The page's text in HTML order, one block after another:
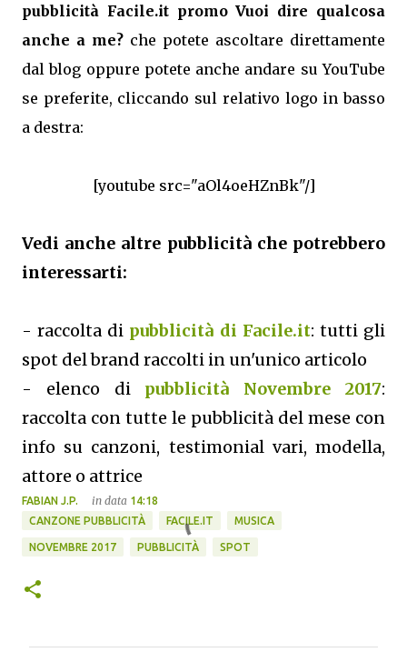
pubblicità Facile.it promo Vuoi dire qualcosa
anche a me? che potete ascoltare direttamente
dal blog oppure potete anche andare su YouTube
se preferite, cliccando sul relativo logo in basso
a destra:
[youtube src="aOl4oeHZnBk"/]
Vedi anche altre pubblicità che potrebbero
interessarti:
- raccolta di pubblicità di Facile.it: tutti gli
spot del brand raccolti in un'unico articolo
- elenco di pubblicità Novembre 2017:
raccolta con tutte le pubblicità del mese con
info su canzoni, testimonial vari, modella,
attore o attrice
FABIAN J.P. in data 14:18
CANZONE PUBBLICITÀ
FACILE.IT MUSICA
NOVEMBRE 2017 PUBBLICITÀ SPOT